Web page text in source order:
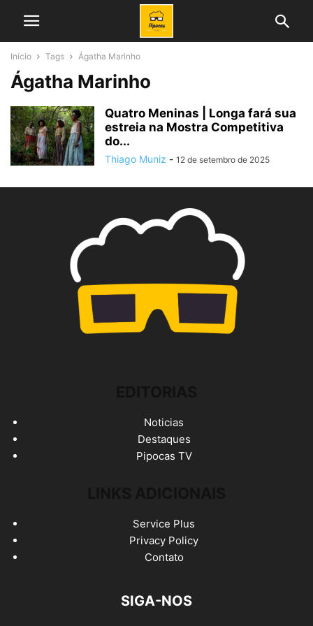
Início Tags Ágatha Marinho
Ágatha Marinho
Quatro Meninas | Longa fará sua
estreia na Mostra Competitiva
do...
Thiago Muniz - 12 de setembro de 2025
Noticias
Destaques
Pipocas TV
Service Plus
Privacy Policy
Contato
SIGA-NOS